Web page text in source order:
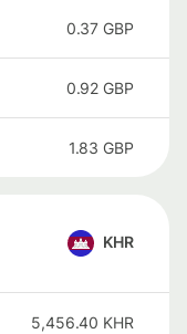
0.37 GBP
0.92 GBP
1.83 GBP
KHR
5,456.40 KHR